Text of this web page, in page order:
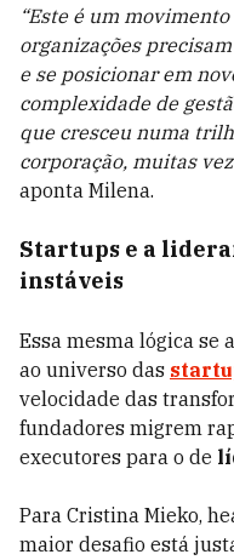
“Este é um
organizações
e se posicionar em
complexidade de
que cresceu numa
corporação, muitas
aponta Milena.
Startups e a
instáveis
Essa mesma lógica se
ao universo das
velocidade das
fundadores migrem
executores para o de
Para Cristina Mieko,
maior desafio está